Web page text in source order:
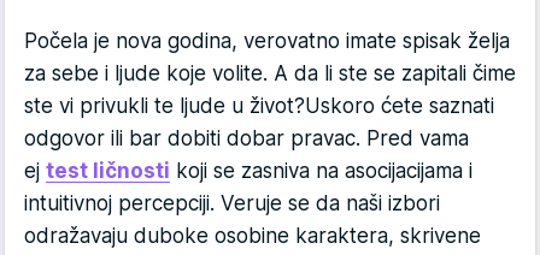
Počela je nova godina, verovatno imate spisak želja
za sebe i ljude koje volite. A da li ste se zapitali čime
ste vi privukli te ljude u život?Uskoro ćete saznati
odgovor ili bar dobiti dobar pravac. Pred vama
ej test ličnosti koji se zasniva na asocijacijama i
intuitivnoj percepciji. Veruje se da naši izbori
odražavaju duboke osobine karaktera, skrivene